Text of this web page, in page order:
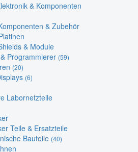
& Komponenten
& Zubehör
& Module
Programmierer (59)
(20)
(6)
Labornetzteile
Teile & Ersatzteile
Bauteile (40)